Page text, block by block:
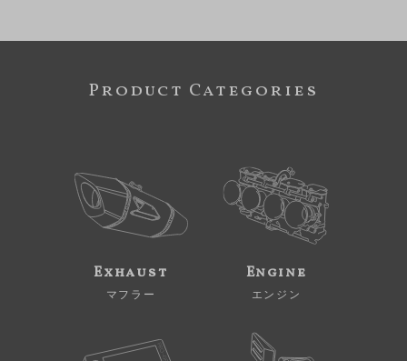
Product Categories
Exhaust
マフラー
Engine
エンジン